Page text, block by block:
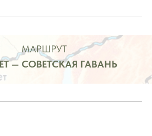
МАРШРУТ
— СОВЕТСКАЯ ГАВАНЬ